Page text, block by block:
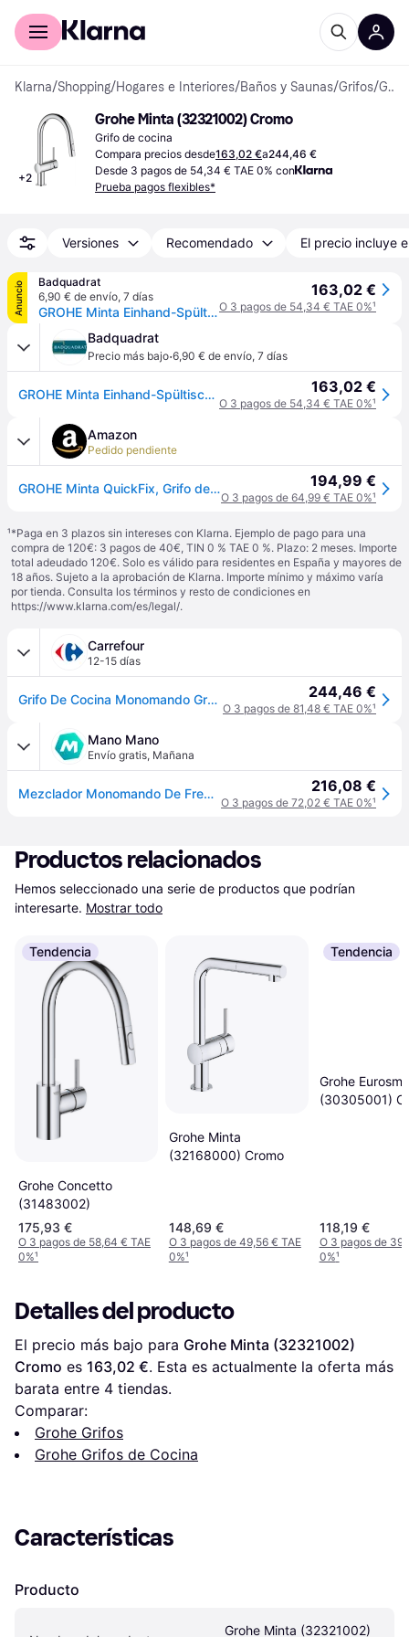
Comprar con Klarna
Klarna/Shopping/Hogares e Interiores/Baños y Saunas/Grifos/ Grifos de Cocina
+2
Grohe Minta (32321002) Cromo
Grifo de cocina
Compara precios desde163,02 €a244,46 €
Desde 3 pagos de 54,34 € TAE 0% con
Prueba pagos flexibles*
Versiones Recomendado El precio incluye
Anuncio
Badquadrat
6,90 € de envío, 7 días
GROHE Minta Einhand-Spültischarmatur, Ausladung 223mm, C-Auslauf, herausziehbar, Easy Docking, schwenkbar, Dual-Spülbrause, 32321002
163,02 €
O 3 pagos de 54,34 € TAE 0%¹
Badquadrat
Precio más bajo·6,90 € de envío, 7 días
GROHE Minta Einhand-Spültischarmatur, Ausladung 223mm, C-Auslauf, herausziehbar, Easy Docking, schwenkbar, Dual-Spülbrause, 32321002 163,02 €
O 3 pagos de 54,34 € TAE 0%¹
Amazon
Pedido pendiente
GROHE Minta QuickFix, Grifo de cocina (caño alto extraíble, forma en C y giro de 360º, menor consumo de agua, sistema de instalación rápida), cromo, 32321002 194,99 €
O 3 pagos de 64,99 € TAE 0%¹
¹*Paga en 3 plazos sin intereses con Klarna. Ejemplo de pago para una
compra de 120€: 3 pagos de 40€, TIN 0 % TAE 0 %. Plazo: 2 meses. Importe
total adeudado 120€. Solo es válido para residentes en España y mayores de
18 años. Sujeto a la aprobación de Klarna. Importe mínimo y máximo varía
por tienda. Consulta los términos y resto de condiciones en
https://www.klarna.com/es/legal/.
Carrefour
12-15 días
Grifo De Cocina Monomando Grohe Minta 1/2" 244,46 €
O 3 pagos de 81,48 € TAE 0%¹
Mano Mano
Envío gratis, Mañana
Mezclador Monomando De Fregadero Grohe Minta Cromado 216,08 €
O 3 pagos de 72,02 € TAE 0%¹
Productos relacionados
Hemos seleccionado una serie de productos que podrían
interesarte. Mostrar todo
Tendencia
Grohe Concetto
(31483002)
175,93 €
O 3 pagos de 58,64 € TAE
0%¹
Grohe Minta
(32168000) Cromo
148,69 €
O 3 pagos de 49,56 € TAE
0%¹
Tendencia
Grohe
(30305001)
118,19 €
O 3 pagos de
0%¹
Detalles del producto
El precio más bajo para Grohe Minta (32321002)
Cromo es 163,02 €. Esta es actualmente la oferta más
barata entre 4 tiendas.
Comparar:
Grohe Grifos
Grohe Grifos de Cocina
Características
Producto
Grohe Minta (32321002)